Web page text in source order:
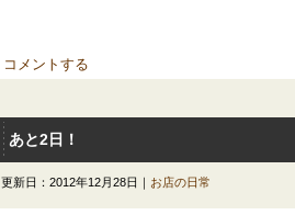
コメントする
あと2日！
更新日：2012年12月28日｜ お店の日常